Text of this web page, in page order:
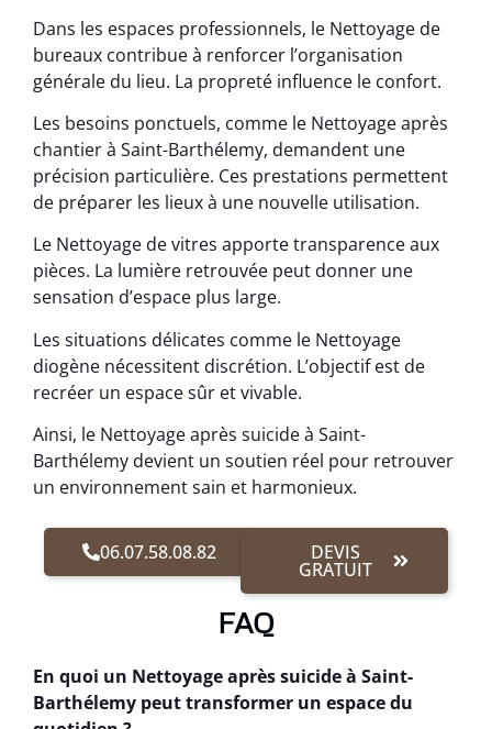
Dans les espaces professionnels, le Nettoyage de
bureaux contribue à renforcer l’organisation
générale du lieu. La propreté influence le confort.
Les besoins ponctuels, comme le Nettoyage après
chantier à Saint-Barthélemy, demandent une
précision particulière. Ces prestations permettent
de préparer les lieux à une nouvelle utilisation.
Le Nettoyage de vitres apporte transparence aux
pièces. La lumière retrouvée peut donner une
sensation d’espace plus large.
Les situations délicates comme le Nettoyage
diogène nécessitent discrétion. L’objectif est de
recréer un espace sûr et vivable.
Ainsi, le Nettoyage après suicide à Saint-
Barthélemy devient un soutien réel pour retrouver
un environnement sain et harmonieux.
06.07.58.08.82 DEVIS
GRATUIT
FAQ
En quoi un Nettoyage après suicide à Saint-
Barthélemy peut transformer un espace du